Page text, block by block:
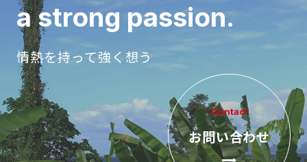
a strong passion.
情熱を持って強く想う
Contact
お問い合わせ